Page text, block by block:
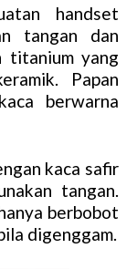
handset
tangan dan
titanium yang
Papan
berwarna
kaca safir
tangan.
berbobot
digenggam.